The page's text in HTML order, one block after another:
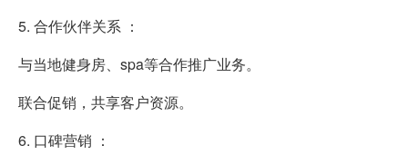
5. 合作伙伴关系 ：
与当地健身房、spa等合作推广业务。
联合促销，共享客户资源。
6. 口碑营销 ：